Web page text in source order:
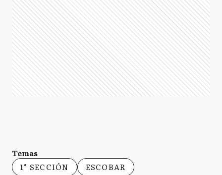
Temas
1° SECCIÓN
ESCOBAR